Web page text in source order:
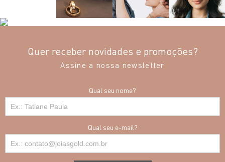
Quer receber novidades e promoções?
Assine a nossa newsletter
Qual seu nome?
Qual seu e-mail?